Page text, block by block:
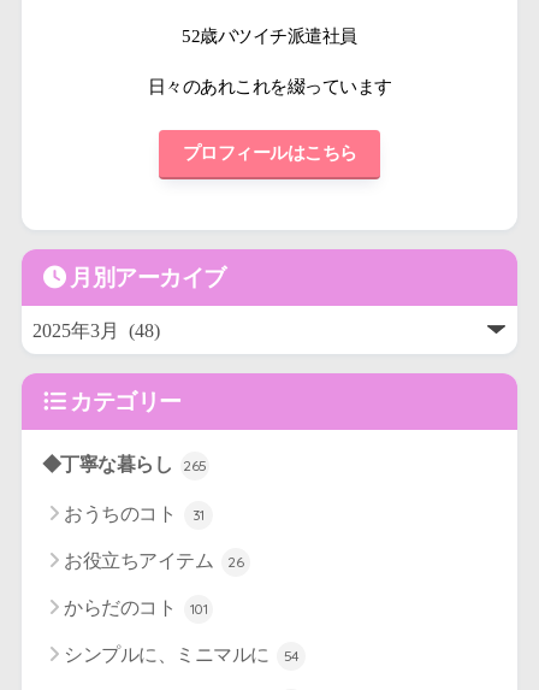
52歳バツイチ派遣社員
日々のあれこれを綴っています
プロフィールはこちら
月別アーカイブ
カテゴリー
◆丁寧な暮らし 265
おうちのコト 31
お役立ちアイテム 26
からだのコト 101
シンプルに、ミニマルに 54